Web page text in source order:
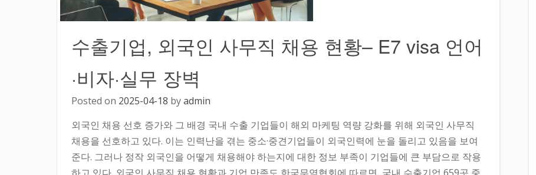
수출기업, 외국인 사무직 채용 현황– E7 visa 언어
·비자·실무 장벽
Posted on 2025-04-18 byadmin
외국인 채용 선호 증가와 그 배경 국내 수출 기업들이 해외 마케팅 역량 강화를 위해 외국인 사무직
채용을 선호하고 있다. 이는 인력난을 겪는 중소·중견기업들이 외국인력에 눈을 돌리고 있음을 보여
준다. 그러나 정작 외국인을 어떻게 채용해야 하는지에 대한 정보 부족이 기업들에 큰 부담으로 작용